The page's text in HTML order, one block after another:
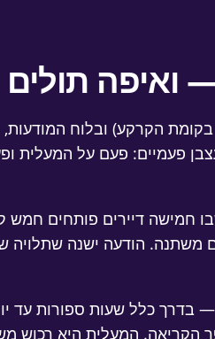
ואיפה
הקרקע) ובלוח המודעות,
פעמיים: פעם על המעלית
חמישה דיירים פותחים חמש
משתנה. הודעה ישנה שתלויה
בדרך כלל שעות ספורות עד
הקריאה. המעלית היא רכוש